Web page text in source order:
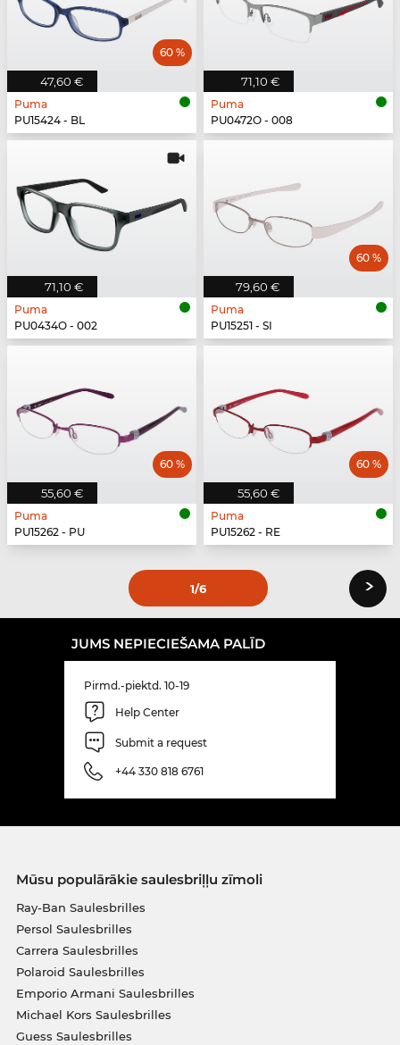
47,60 €
60 %
Puma
PU15424 - BL
71,10 €
Puma
PU0472O - 008
71,10 €
Puma
PU0434O - 002
79,60 €
60 %
Puma
PU15251 - SI
55,60 €
60 %
Puma
PU15262 - PU
55,60 €
60 %
Puma
PU15262 - RE
1/6 ›
JUMS NEPIECIEŠAMA PALĪD
Pirmd.-piektd. 10-19
Help Center
Submit a request
+44 330 818 6761
Mūsu populārākie saulesbriļļu zīmoli
Ray-Ban Saulesbrilles
Persol Saulesbrilles
Carrera Saulesbrilles
Polaroid Saulesbrilles
Emporio Armani Saulesbrilles
Michael Kors Saulesbrilles
Guess Saulesbrilles